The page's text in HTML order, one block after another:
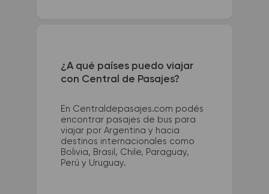
¿A qué países puedo viajar
con Central de Pasajes?
En Centraldepasajes.com podés
encontrar pasajes de bus para
viajar por Argentina y hacia
destinos internacionales como
Bolivia, Brasil, Chile, Paraguay,
Perú y Uruguay.